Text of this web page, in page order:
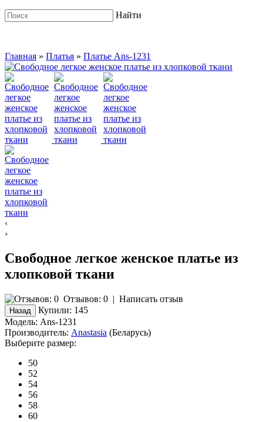
Найти
Главная » Платья » Платье Ans-1231
‹
›
Свободное легкое женское платье из
хлопковой ткани
Отзывов: 0 | Написать отзыв
Купили: 145
Модель: Ans-1231
Производитель: Anastasia (Беларусь)
Выберите размер:
50
52
54
56
58
60